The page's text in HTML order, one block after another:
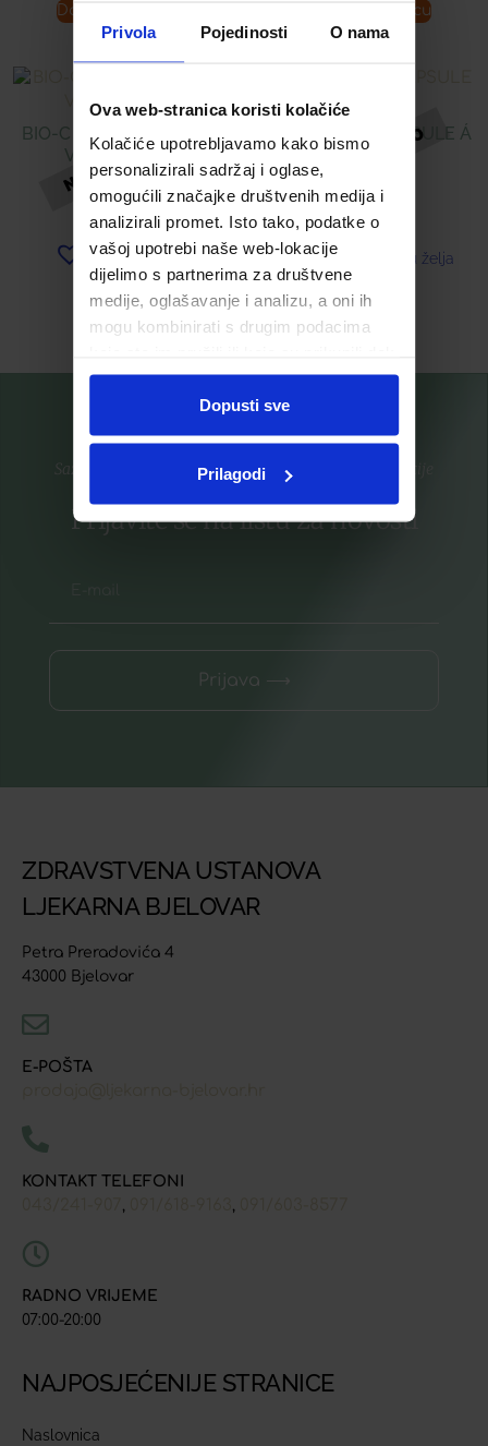
Privola Pojedinosti O nama
Ova web-stranica koristi kolačiće
Kolačiće upotrebljavamo kako bismo
personalizirali sadržaj i oglase,
omogućili značajke društvenih medija i
analizirali promet. Isto tako, podatke o
vašoj upotrebi naše web-lokacije
dijelimo s partnerima za društvene
medije, oglašavanje i analizu, a oni ih
mogu kombinirati s drugim podacima
ste upotrebljavali njihove usluge.
Dopusti sve
Prilagodi
Dodaj u košaricu Dodaj u košaricu
BIO-C 500 DIREKT (PHS)
VREĆICA Á 20
10,43€
Dodaj u listu želja
Pročitaj više
ANTISKLERIN KAPSULE Á
60
14,00 €
Dodaj u listu želja
Pročitaj više
Saznajte prvi za nove proizvode i ekskluzivne promocije
Prijavite se na listu za novosti
Prijava ⟶
ZDRAVSTVENA USTANOVA
LJEKARNA BJELOVAR
Petra Preradovića 4
43000 Bjelovar
E-POŠTA
KONTAKT TELEFONI
, ,
RADNO VRIJEME
07:00-20:00
NAJPOSJEĆENIJE STRANICE
Naslovnica